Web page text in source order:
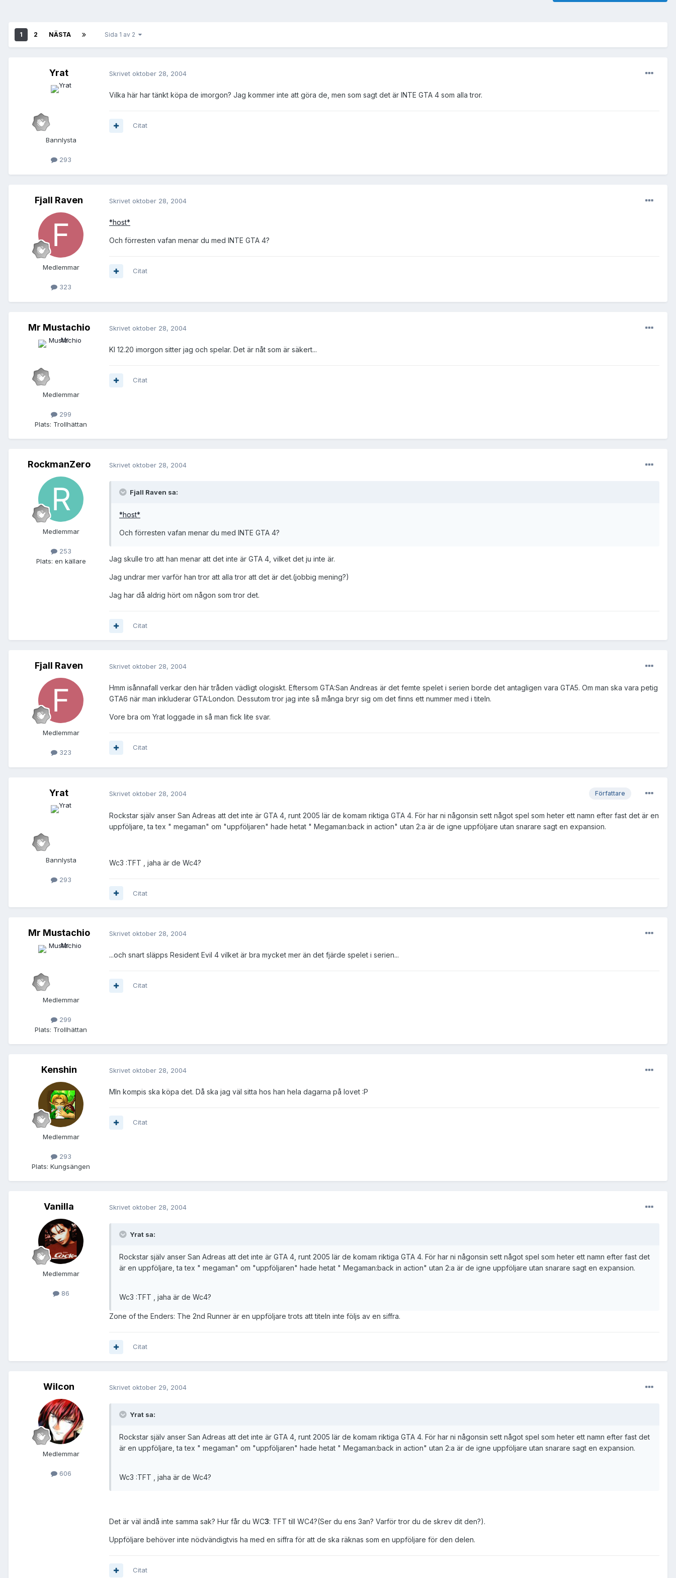
1 2 NÄSTA Sida 1 av 2
Yrat
Bannlysta
293
Skrivet oktober 28, 2004
Vilka här har tänkt köpa de imorgon? Jag kommer inte att göra de, men som sagt det är INTE GTA 4 som alla tror.
Citat
Fjall Raven
Medlemmar
323
Skrivet oktober 28, 2004
*host*
Och förresten vafan menar du med INTE GTA 4?
Citat
Mr Mustachio
Medlemmar
299
Plats: Trollhättan
Skrivet oktober 28, 2004
Kl 12.20 imorgon sitter jag och spelar. Det är nåt som är säkert...
Citat
RockmanZero
Medlemmar
253
Plats: en källare
Skrivet oktober 28, 2004
Fjall Raven sa:
*host*
Och förresten vafan menar du med INTE GTA 4?
Jag skulle tro att han menar att det inte är GTA 4, vilket det ju inte är.
Jag undrar mer varför han tror att alla tror att det är det.(jobbig mening?)
Jag har då aldrig hört om någon som tror det.
Citat
Fjall Raven
Medlemmar
323
Skrivet oktober 28, 2004
Hmm isånnafall verkar den här tråden vädligt ologiskt. Eftersom GTA:San Andreas är det femte spelet i serien borde det antagligen vara GTA5. Om man ska vara petig
GTA6 när man inkluderar GTA:London. Dessutom tror jag inte så många bryr sig om det finns ett nummer med i titeln.
Vore bra om Yrat loggade in så man fick lite svar.
Citat
Yrat
Bannlysta
293
Författare
Skrivet oktober 28, 2004
Rockstar själv anser San Adreas att det inte är GTA 4, runt 2005 lär de komam riktiga GTA 4. För har ni någonsin sett något spel som heter ett namn efter fast det är en
uppföljare, ta tex " megaman" om "uppföljaren" hade hetat " Megaman:back in action" utan 2:a är de igne uppföljare utan snarare sagt en expansion.
Wc3 :TFT , jaha är de Wc4?
Citat
Mr Mustachio
Medlemmar
299
Plats: Trollhättan
Skrivet oktober 28, 2004
...och snart släpps Resident Evil 4 vilket är bra mycket mer än det fjärde spelet i serien...
Citat
Kenshin
Medlemmar
293
Plats: Kungsängen
Skrivet oktober 28, 2004
MIn kompis ska köpa det. Då ska jag väl sitta hos han hela dagarna på lovet :P
Citat
Vanilla
Medlemmar
86
Skrivet oktober 28, 2004
Yrat sa:
Rockstar själv anser San Adreas att det inte är GTA 4, runt 2005 lär de komam riktiga GTA 4. För har ni någonsin sett något spel som heter ett namn efter fast det
är en uppföljare, ta tex " megaman" om "uppföljaren" hade hetat " Megaman:back in action" utan 2:a är de igne uppföljare utan snarare sagt en expansion.
Wc3 :TFT , jaha är de Wc4?
Zone of the Enders: The 2nd Runner är en uppföljare trots att titeln inte följs av en siffra.
Citat
Wilcon
Medlemmar
606
Skrivet oktober 29, 2004
Yrat sa:
Rockstar själv anser San Adreas att det inte är GTA 4, runt 2005 lär de komam riktiga GTA 4. För har ni någonsin sett något spel som heter ett namn efter fast det
är en uppföljare, ta tex " megaman" om "uppföljaren" hade hetat " Megaman:back in action" utan 2:a är de igne uppföljare utan snarare sagt en expansion.
Wc3 :TFT , jaha är de Wc4?
Det är väl ändå inte samma sak? Hur får du WC3: TFT till WC4?(Ser du ens 3an? Varför tror du de skrev dit den?).
Uppföljare behöver inte nödvändigtvis ha med en siffra för att de ska räknas som en uppföljare för den delen.
Citat